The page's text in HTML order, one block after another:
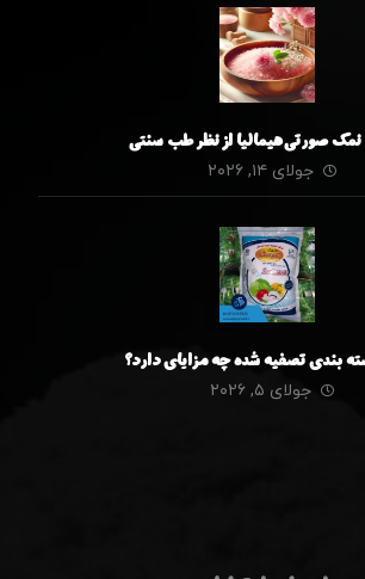
صورتی هیمالیا از نظر طب سنتی
جولای ۱۴, ۲۰۲۶
بندی تصفیه شده چه مزایای دارد؟
جولای ۵, ۲۰۲۶